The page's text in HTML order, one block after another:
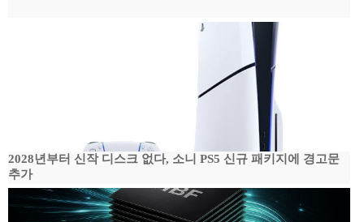
2028년부터 신작 디스크 없다, 소니 PS5 신규 패키지에 경고문
추가